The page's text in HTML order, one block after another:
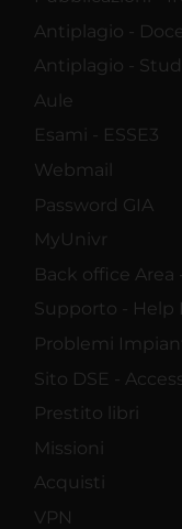
Antiplagio -
Antiplagio -
Aule
Esami - ESSE3
Webmail
Password GIA
MyUnivr
Back office Area
Supporto - Help
Problemi
Sito DSE -
Prestito libri
Missioni
Acquisti
VPN